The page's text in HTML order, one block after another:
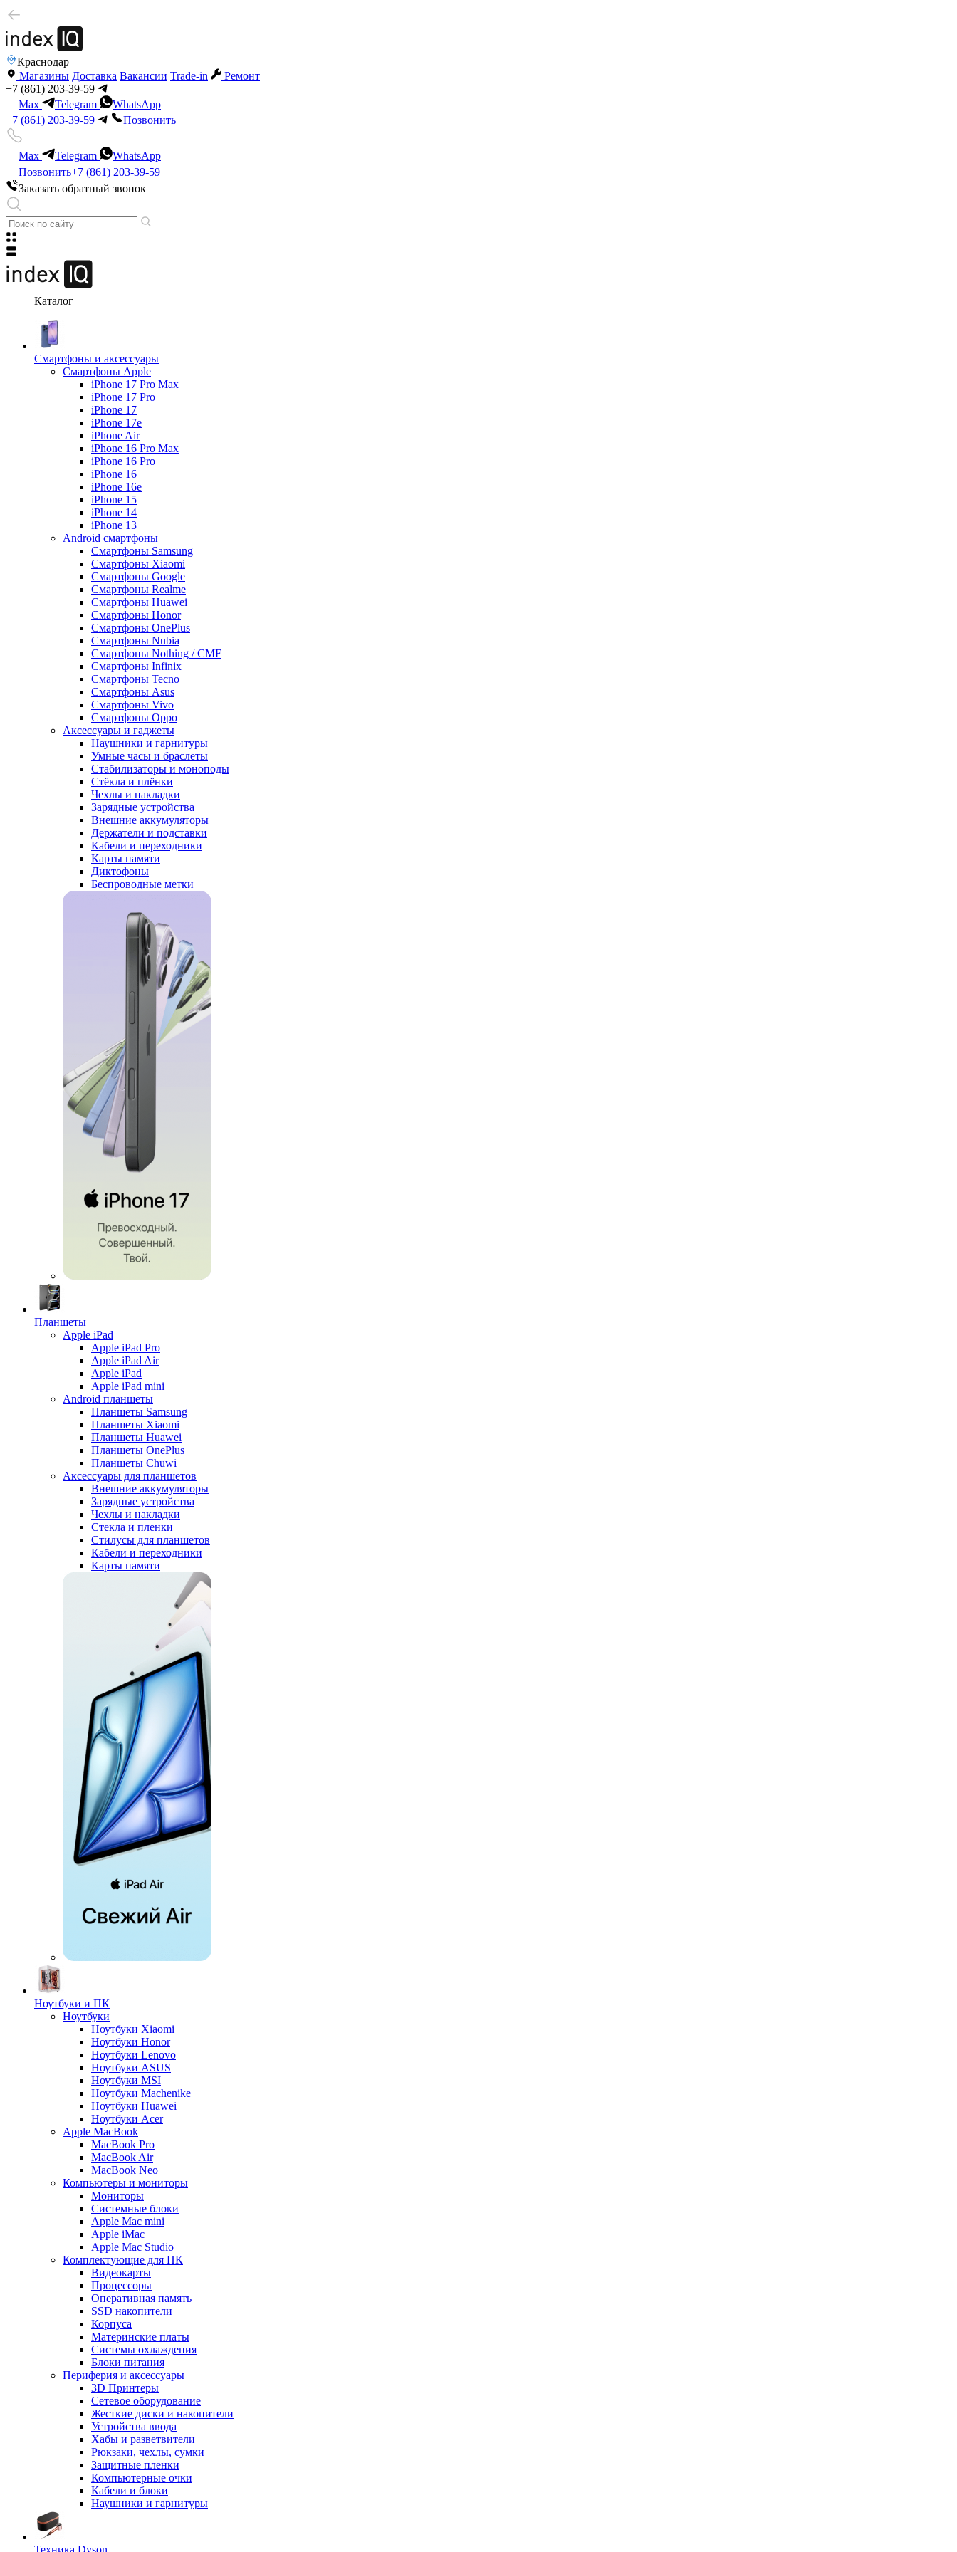
Краснодар
Магазины Доставка Вакансии Trade-in
Ремонт
+7 (861) 203-39-59
Max
Telegram
WhatsApp
+7 (861) 203-39-59
Позвонить
Max Telegram
WhatsApp
Позвонить+7 (861) 203-39-59
Заказать обратный звонок
Каталог
Смартфоны и аксессуары
Смартфоны Apple
iPhone 17 Pro Max
iPhone 17 Pro
iPhone 17
iPhone 17e
iPhone Air
iPhone 16 Pro Max
iPhone 16 Pro
iPhone 16
iPhone 16e
iPhone 15
iPhone 14
iPhone 13
Android cмартфоны
Смартфоны Samsung
Смартфоны Xiaomi
Смартфоны Google
Смартфоны Realme
Смартфоны Huawei
Смартфоны Honor
Смартфоны OnePlus
Смартфоны Nubia
Смартфоны Nothing / CMF
Смартфоны Infinix
Смартфоны Tecno
Смартфоны Asus
Смартфоны Vivo
Смартфоны Oppo
Аксессуары и гаджеты
Наушники и гарнитуры
Умные часы и браслеты
Стабилизаторы и моноподы
Стёкла и плёнки
Чехлы и накладки
Зарядные устройства
Внешние аккумуляторы
Держатели и подставки
Кабели и переходники
Карты памяти
Диктофоны
Беспроводные метки
Планшеты
Apple iPad
Apple iPad Pro
Apple iPad Air
Apple iPad
Apple iPad mini
Android планшеты
Планшеты Samsung
Планшеты Xiaomi
Планшеты Huawei
Планшеты OnePlus
Планшеты Chuwi
Аксессуары для планшетов
Внешние аккумуляторы
Зарядные устройства
Чехлы и накладки
Стекла и пленки
Стилусы для планшетов
Кабели и переходники
Карты памяти
Ноутбуки и ПК
Ноутбуки
Ноутбуки Xiaomi
Ноутбуки Honor
Ноутбуки Lenovo
Ноутбуки ASUS
Ноутбуки MSI
Ноутбуки Machenike
Ноутбуки Huawei
Ноутбуки Acer
Apple MacBook
MacBook Pro
MacBook Air
MacBook Neo
Компьютеры и мониторы
Мониторы
Системные блоки
Apple Mac mini
Apple iMac
Apple Mac Studio
Комплектующие для ПК
Видеокарты
Процессоры
Оперативная память
SSD накопители
Корпуса
Материнские платы
Системы охлаждения
Блоки питания
Периферия и аксессуары
3D Принтеры
Сетевое оборудование
Жесткие диски и накопители
Устройства ввода
Хабы и разветвители
Рюкзаки, чехлы, сумки
Защитные пленки
Компьютерные очки
Кабели и блоки
Наушники и гарнитуры
Техника Dyson